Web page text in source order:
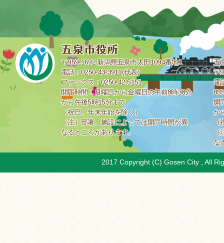
〒959-1692 新潟県五泉市太田1094番地1
電話：0250-43-3911(代表)
ファックス：0250-42-5151
開庁時間：月曜日から金曜日の午前8時30分
から午後5時15分まで
（祝日、年末年始を除く）
（注）部署、施設によっては開庁時間が異
なるところがあります。
五
〒
電
開
か
な
2017 Copyright (C) Gosen City , All